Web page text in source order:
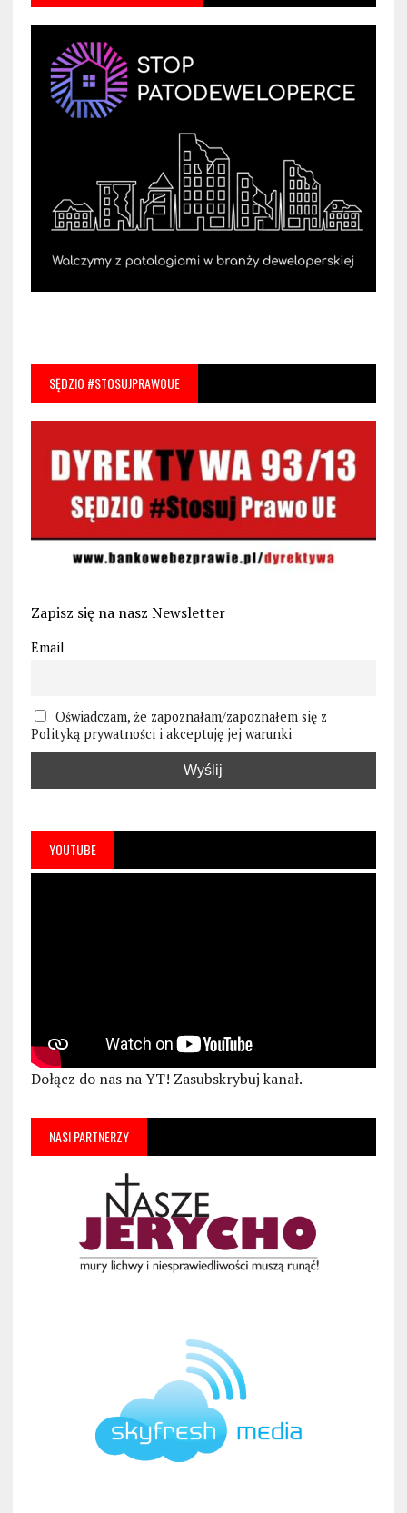
SĘDZIO #STOSUJPRAWOUE
Zapisz się na nasz Newsletter
Email
Oświadczam, że zapoznałam/zapoznałem się z
Polityką prywatności i akceptuję jej warunki
YOUTUBE
Dołącz do nas na YT! Zasubskrybuj kanał.
NASI PARTNERZY